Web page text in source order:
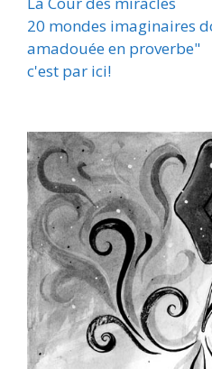
20 mondes imaginaires
amadouée en proverbe"
c'est par ici!